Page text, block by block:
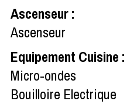
Ascenseur:
Ascenseur
Equipement Cuisine :
Micro-ondes
Bouilloire Electrique